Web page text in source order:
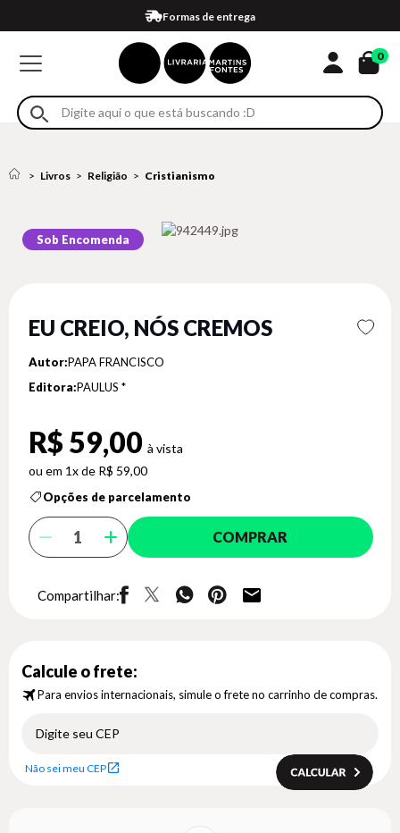
Formas de entrega
Compra 100% segura
Em até 4x sem juros no cartão*
Retire na loja
Eventos
0
Livros Religião Cristianismo
Sob Encomenda
EU CREIO, NÓS CREMOS
Autor:PAPA FRANCISCO
Editora:PAULUS *
R$ 59,00
1x de R$ 59,00
Opções de parcelamento
COMPRAR
Compartilhar:
Calcule o frete:
Para envios internacionais, simule o frete no carrinho de compras.
Não sei meu CEP